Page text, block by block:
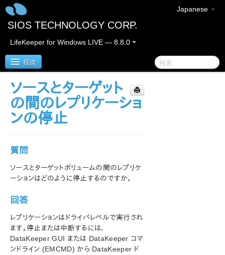
Japanese
SIOS TECHNOLOGY CORP.
LifeKeeper for Windows LIVE — 8.8.0
目次
SIOS Protection Suite for Windows
SIOS Protection Suite for Windows リリースノート
AWS Direct Connect クイックスタートガイド
Microsoft Azure 動作検証ガイド
SIOS Protection Suite インストレーションガイド
ソースとターゲット
の間のレプリケーショ
ンの停止
質問
ソースとターゲットボリュームの間のレプリケ
ーションはどのように停止するのですか。
回答
レプリケーションはドライバレベルで実行され
ます。停止または中断するには、
DataKeeper GUI または DataKeeper コマ
ンドライン (EMCMD) から DataKeeper ド